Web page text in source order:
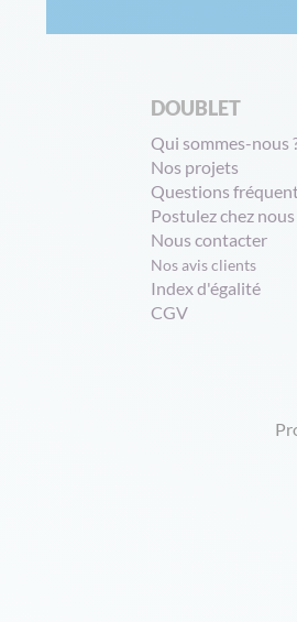
DOUBLET
Qui sommes-nous
Nos projets
Questions
Postulez chez nous
Nous contacter
Nos avis clients
Index d'égalité
CGV